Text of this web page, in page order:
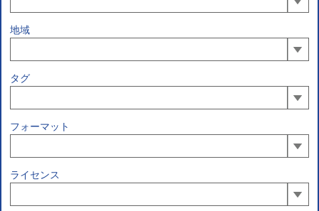
地域
タグ
フォーマット
ライセンス